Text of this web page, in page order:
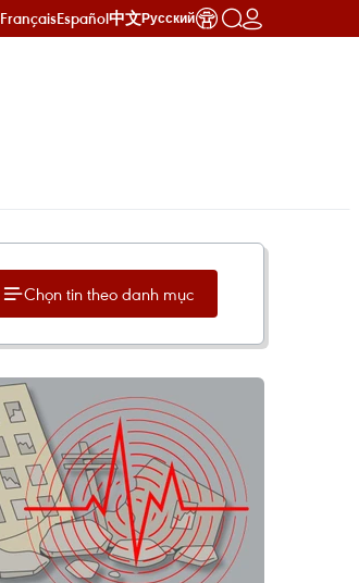
FrançaisEspañol中文Русский
Chọn tin theo danh mục